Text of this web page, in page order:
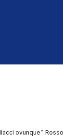
ovunque”.